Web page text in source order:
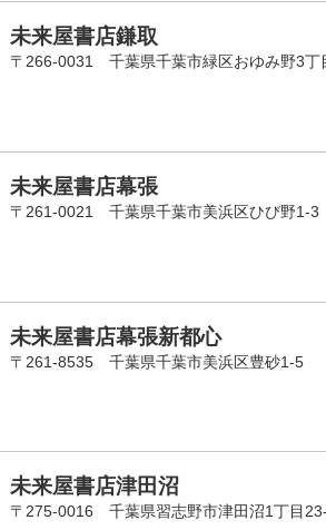
未来屋書店鎌取
〒266-0031 千葉県千葉市緑区おゆみ野3丁
未来屋書店幕張
〒261-0021 千葉県千葉市美浜区ひび野1-
未来屋書店幕張新都心
〒261-8535 千葉県千葉市美浜区豊砂1-5
未来屋書店津田沼
〒275-0016 千葉県習志野市津田沼1丁目